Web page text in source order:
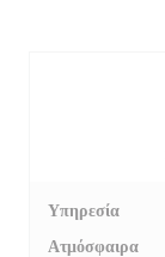
Υπηρεσία
Ατμόσφαιρα